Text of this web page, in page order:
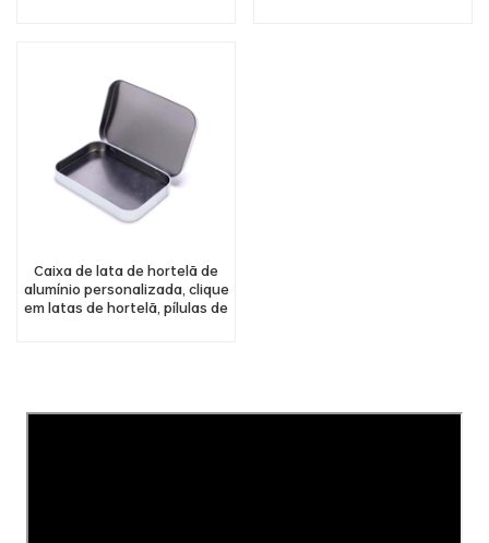
Caixa de lata de hortelã de
alumínio personalizada, clique
em latas de hortelã, pílulas de